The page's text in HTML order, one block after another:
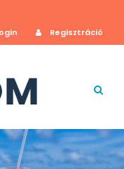
Regisztráció